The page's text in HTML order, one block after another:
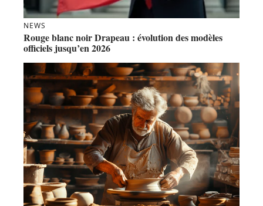
NEWS
Rouge blanc noir Drapeau : évolution des modèles
officiels jusqu’en 2026